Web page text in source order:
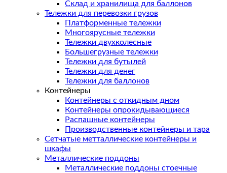
Склад и хранилища для баллонов
Тележки для перевозки грузов
Платформенные тележки
Многоярусные тележки
Тележки двухколесные
Большегрузные тележки
Тележки для бутылей
Тележки для денег
Тележки для баллонов
Контейнеры
Контейнеры с откидным дном
Контейнеры опрокидывающиеся
Распашные контейнеры
Производственные контейнеры и тара
Сетчатые метталлические контейнеры и
шкафы
Металлические поддоны
Металлические поддоны стоечные